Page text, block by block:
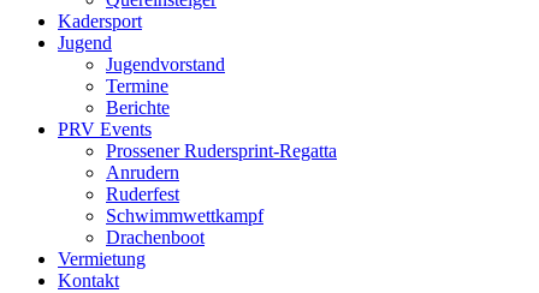
Kadersport
Jugend
Jugendvorstand
Termine
Berichte
PRV Events
Prossener Rudersprint-Regatta
Anrudern
Ruderfest
Schwimmwettkampf
Drachenboot
Vermietung
Kontakt